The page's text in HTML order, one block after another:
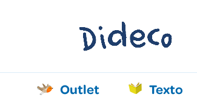
Outlet Texto